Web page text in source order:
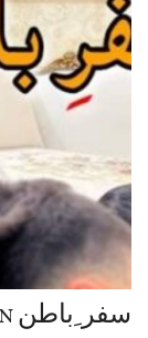
سفر ِباطن SAFAR-E-BATIN